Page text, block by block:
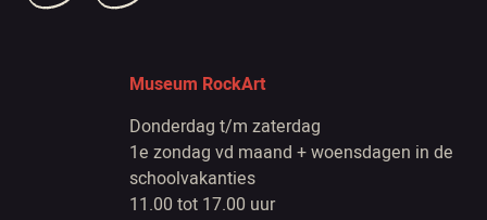
Museum RockArt
Donderdag t/m zaterdag
1e zondag vd maand + woensdagen in de
schoolvakanties
11.00 tot 17.00 uur